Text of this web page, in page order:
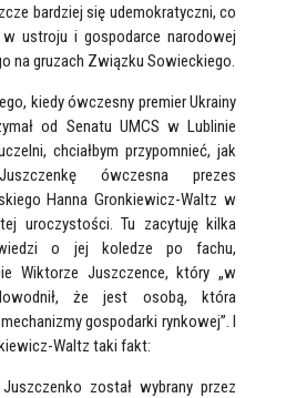
bardziej się udemokratyczni, co
ustroju i gospodarce narodowej
na gruzach Związku Sowieckiego.
kiedy ówczesny premier Ukrainy
od Senatu UMCS w Lublinie
chciałbym przypomnieć, jak
ówczesna prezes
Hanna Gronkiewicz-Waltz w
uroczystości. Tu zacytuję kilka
o jej koledze po fachu,
Wiktorze Juszczence, który „w
że jest osobą, która
gospodarki rynkowej”. I
Waltz taki fakt:
został wybrany przez